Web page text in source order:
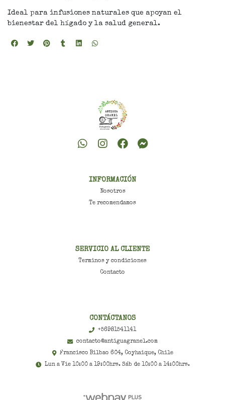
Ideal para infusiones naturales que apoyan el
bienestar del hígado y la salud general.
INFORMACIÓN
Nosotros
Te recomendamos
SERVICIO AL CLIENTE
Terminos y condiciones
Contacto
CONTÁCTANOS
+56981541141
contacto@antiguagranel.com
Francisco Bilbao 604, Coyhaique, Chile
Lun a Vie 10:00 a 19:00hrs. Sáb de 10:00 a 14:00hrs.